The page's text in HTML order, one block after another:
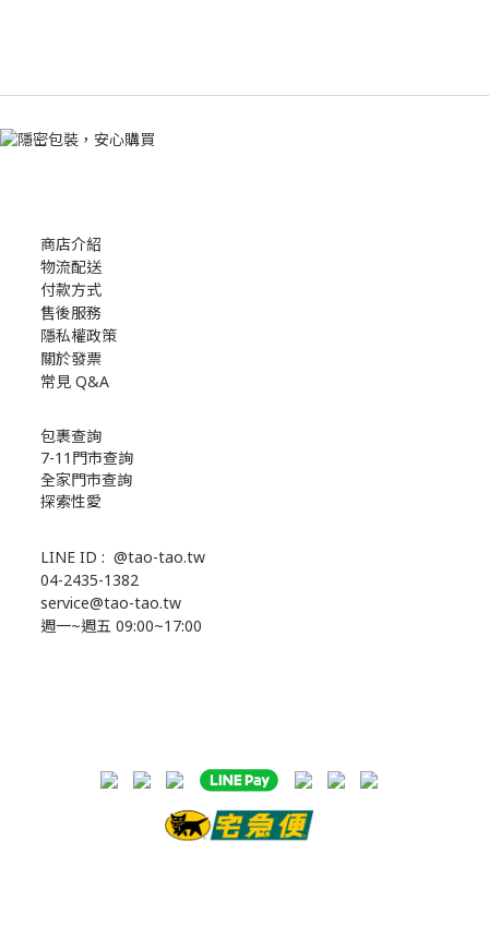
商店介紹
物流配送
付款方式
售後服務
隱私權政策
關於發票
常見 Q&A
包裹查詢
7-11門市查詢
全家門市查詢
探索性愛
LINE ID : @tao-tao.tw
04-2435-1382
service@tao-tao.tw
週一~週五 09:00~17:00